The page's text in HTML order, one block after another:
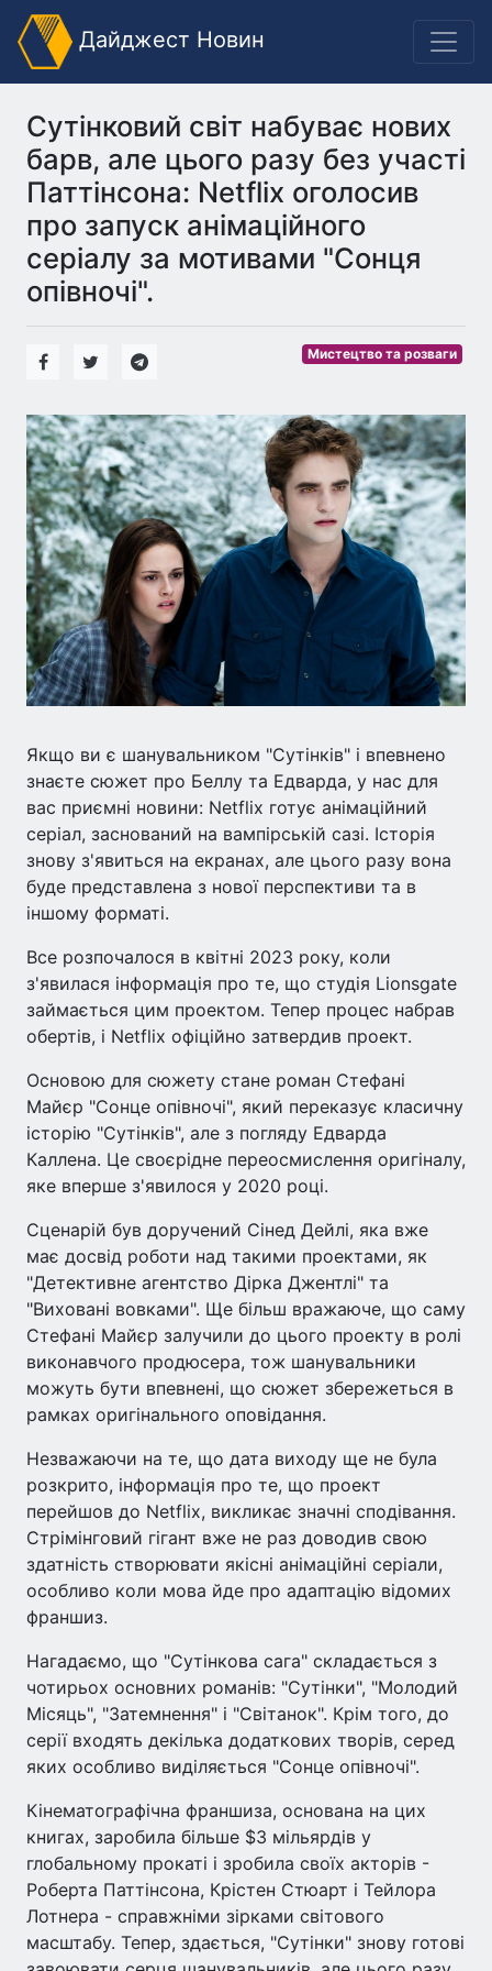
Дайджест Новин
Сутінковий світ набуває нових
барв, але цього разу без участі
Паттінсона: Netflix оголосив
про запуск анімаційного
серіалу за мотивами "Сонця
опівночі".
Мистецтво та розваги
Якщо ви є шанувальником "Сутінків" і впевнено
знаєте сюжет про Беллу та Едварда, у нас для
вас приємні новини: Netflix готує анімаційний
серіал, заснований на вампірській сазі. Історія
знову з'явиться на екранах, але цього разу вона
буде представлена з нової перспективи та в
іншому форматі.
Все розпочалося в квітні 2023 року, коли
з'явилася інформація про те, що студія Lionsgate
займається цим проектом. Тепер процес набрав
обертів, і Netflix офіційно затвердив проект.
Основою для сюжету стане роман Стефані
Майєр "Сонце опівночі", який переказує класичну
історію "Сутінків", але з погляду Едварда
Каллена. Це своєрідне переосмислення оригіналу,
яке вперше з'явилося у 2020 році.
Сценарій був доручений Сінед Дейлі, яка вже
має досвід роботи над такими проектами, як
"Детективне агентство Дірка Джентлі" та
"Виховані вовками". Ще більш вражаюче, що саму
Стефані Майєр залучили до цього проекту в ролі
виконавчого продюсера, тож шанувальники
можуть бути впевнені, що сюжет збережеться в
рамках оригінального оповідання.
Незважаючи на те, що дата виходу ще не була
розкрито, інформація про те, що проект
перейшов до Netflix, викликає значні сподівання.
Стрімінговий гігант вже не раз доводив свою
здатність створювати якісні анімаційні серіали,
особливо коли мова йде про адаптацію відомих
франшиз.
Нагадаємо, що "Сутінкова сага" складається з
чотирьох основних романів: "Сутінки", "Молодий
Місяць", "Затемнення" і "Світанок". Крім того, до
серії входять декілька додаткових творів, серед
яких особливо виділяється "Сонце опівночі".
Кінематографічна франшиза, основана на цих
книгах, заробила більше $3 мільярдів у
глобальному прокаті і зробила своїх акторів -
Роберта Паттінсона, Крістен Стюарт і Тейлора
Лотнера - справжніми зірками світового
масштабу. Тепер, здається, "Сутінки" знову готові